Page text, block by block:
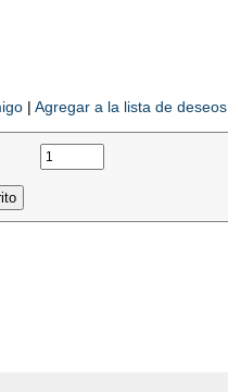
| Agregar a la lista de deseos